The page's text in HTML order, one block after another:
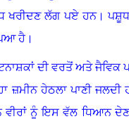
ਖਰੀਦਣ ਲੱਗ ਪਏ ਹਨ।
ਹੈ ।
ਦੀ ਵਰਤੋਂ ਅਤੇ ਜੈਵਿਕ
ਹੇਠਲਾ ਪਾਣੀ ਜਲਦੀ
ਨੂੰ ਇਸ ਵੱਲ ਧਿਆਨ